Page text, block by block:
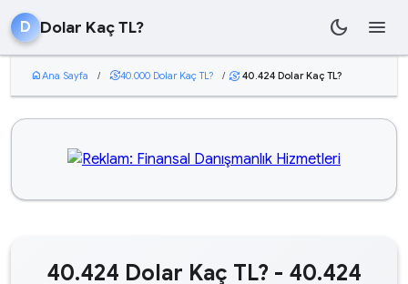
D Dolar Kaç TL? dark_mode menu
homeAna Sayfa / currency_exchange40.000 Dolar Kaç TL? / currency_exchange 40.424 Dolar Kaç TL?
40.424 Dolar Kaç TL? - 40.424